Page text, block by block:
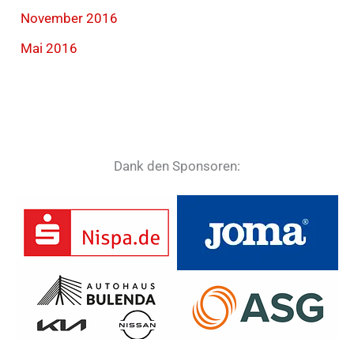
November 2016
Mai 2016
Dank den Sponsoren: